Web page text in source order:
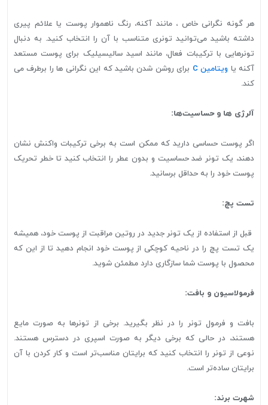
هر گونه نگرانی خاص ، مانند آکنه، رنگ ناهموار پوست یا علائم پیری
داشته باشید می‌توانید تونری متناسب با آن را انتخاب کنید. به دنبال
تونرهایی با ترکیبات فعال، مانند اسید سالیسیلیک برای پوست مستعد
آکنه یا ویتامین C
برای روشن شدن باشید که این نگرانی ها را برطرف می
کند.
آلرژی ها و حساسیت‌ها:
اگر پوست حساسی دارید که ممکن است به برخی ترکیبات واکنش نشان
دهند، یک تونر ضد حساسیت و بدون عطر را انتخاب کنید تا خطر تحریک
پوست خود را به حداقل برسانید.
تست پچ:
قبل از استفاده از یک تونر جدید در روتین مراقبت از پوست خود، همیشه
یک تست پچ را در ناحیه کوچکی از پوست خود انجام دهید تا از این که
محصول با پوست شما سازگاری دارد مطمئن شوید.
فرمولاسیون و بافت:
بافت و فرمول تونر را در نظر بگیرید. برخی از تونرها به صورت مایع
هستند، در حالی که برخی دیگر به صورت اسپری در دسترس هستند.
نوعی از تونر را انتخاب کنید که برایتان مناسب‌تر است و کار کردن با آن
برایتان ساده‌تر است.
شهرت برند: